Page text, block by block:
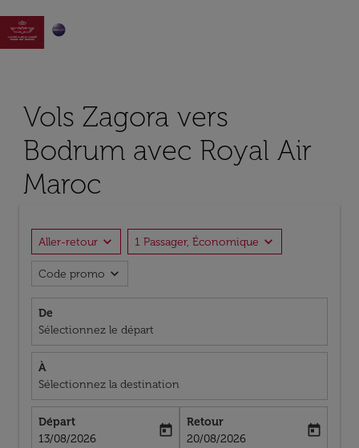

Vols Zagora vers
Bodrum avec Royal Air
Maroc
Aller-retour expand_more 1 Passager, Économique expand_more
Code promo expand_more
De
Sélectionnez le départ
À
Sélectionnez la destination
Départ
fc-booking-departure-date-aria-label
13/08/2026
today
Retour
fc-booking-return-date-aria-label
20/08/2026
today